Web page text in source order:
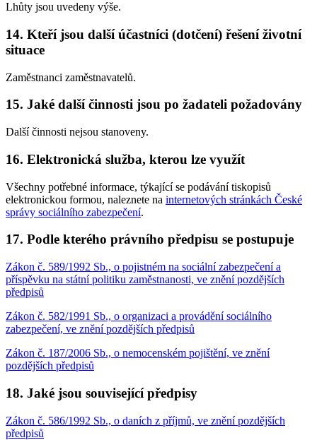
Lhůty jsou uvedeny výše.
14. Kteří jsou další účastníci (dotčení) řešení životní
situace
Zaměstnanci zaměstnavatelů.
15. Jaké další činnosti jsou po žadateli požadovány
Další činnosti nejsou stanoveny.
16. Elektronická služba, kterou lze využít
Všechny potřebné informace, týkající se podávání tiskopisů
elektronickou formou, naleznete na internetových stránkách České
správy sociálního zabezpečení.
17. Podle kterého právního předpisu se postupuje
Zákon č. 589/1992 Sb., o pojistném na sociální zabezpečení a
příspěvku na státní politiku zaměstnanosti, ve znění pozdějších
předpisů
Zákon č. 582/1991 Sb., o organizaci a provádění sociálního
zabezpečení, ve znění pozdějších předpisů
Zákon č. 187/2006 Sb., o nemocenském pojištění, ve znění
pozdějších předpisů
18. Jaké jsou související předpisy
Zákon č. 586/1992 Sb., o daních z příjmů, ve znění pozdějších
předpisů